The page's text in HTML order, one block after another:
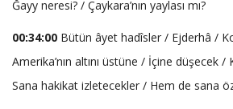
Ğayy neresi? / Çaykara’nın yaylası mı?
00:34:00 Bütün âyet hadîsler / Ejderhâ /
Amerika’nın altını üstüne / İçine düşecek
Sana hakikat izletecekler / Hem de sana